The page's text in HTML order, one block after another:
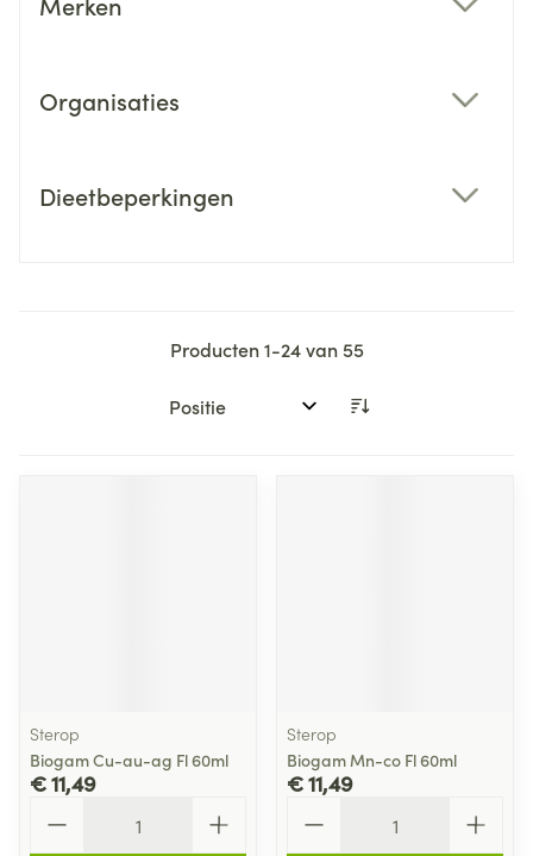
Organisaties
Dieetbeperkingen
Producten1-24van55
Sorteer op:
Sterop
Biogam Cu-au-ag Fl 60ml
€ 11,49
Sterop
Biogam Mn-co Fl 60ml
€ 11,49